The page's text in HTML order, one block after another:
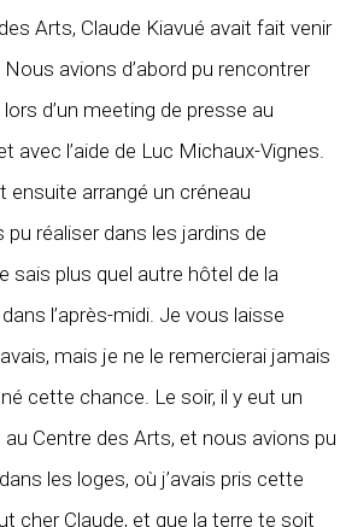
Arts, Claude Kiavué avait fait venir
avions d’abord pu rencontrer
d’un meeting de presse au
avec l’aide de Luc Michaux-Vignes.
ensuite arrangé un créneau
pu réaliser dans les jardins de
sais plus quel autre hôtel de la
l’après-midi. Je vous laisse
mais je ne le remercierai jamais
cette chance. Le soir, il y eut un
Centre des Arts, et nous avions pu
les loges, où j’avais pris cette
cher Claude, et que la terre te soit